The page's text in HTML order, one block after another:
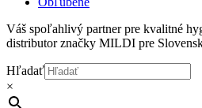
Váš spoľahlivý partner pre kvalitné
distributor značky MILDI pre
Hľadať
×